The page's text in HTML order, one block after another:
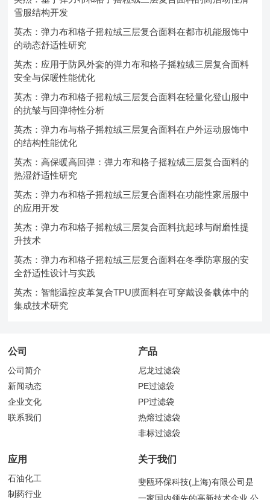
雪服结构开发
英杰：弹力布和格子摇粒绒三层复合面料在都市机能服饰中
的动态舒适性研究
英杰：应用于防风外套的弹力布和格子摇粒绒三层复合面料
安全与保暖性能优化
英杰：弹力布和格子摇粒绒三层复合面料在轻量化登山服中
的抗皱与回弹特性分析
英杰：弹力布与格子摇粒绒三层复合面料在户外运动服饰中
的结构性能优化
英杰：高保暖高回弹：弹力布和格子摇粒绒三层复合面料的
热湿舒适性研究
英杰：弹力布和格子摇粒绒三层复合面料在功能性家居服中
的应用开发
英杰：弹力布和格子摇粒绒三层复合面料抗起球与耐磨性提
升技术
英杰：弹力布和格子摇粒绒三层复合面料在冬季防寒服的安
全舒适性设计与实践
英杰：智能温控皮革复合TPU膜面料在可穿戴设备载体中的
集成技术研究
公司
公司简介
新闻动态
企业文化
联系我们
产品
尼龙过滤袋
PE过滤袋
PP过滤袋
热熔过滤袋
非标过滤袋
应用
石油化工
制药行业
关于我们
斐瓯环保科技(上海)有限公司是